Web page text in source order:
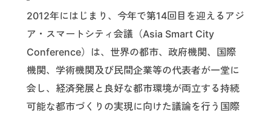
2012年にはじまり、今年で第14回目を迎えるアジ
ア・スマートシティ会議（Asia Smart City
Conference）は、世界の都市、政府機関、国際
機関、学術機関及び民間企業等の代表者が一堂に
会し、経済発展と良好な都市環境が両立する持続
可能な都市づくりの実現に向けた議論を行う国際